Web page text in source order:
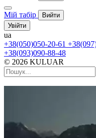
Мій табір
Вийти
Увійти
ua
+38(050)050-20-61
+38(093)090-88-48
© 2026 KULUAR